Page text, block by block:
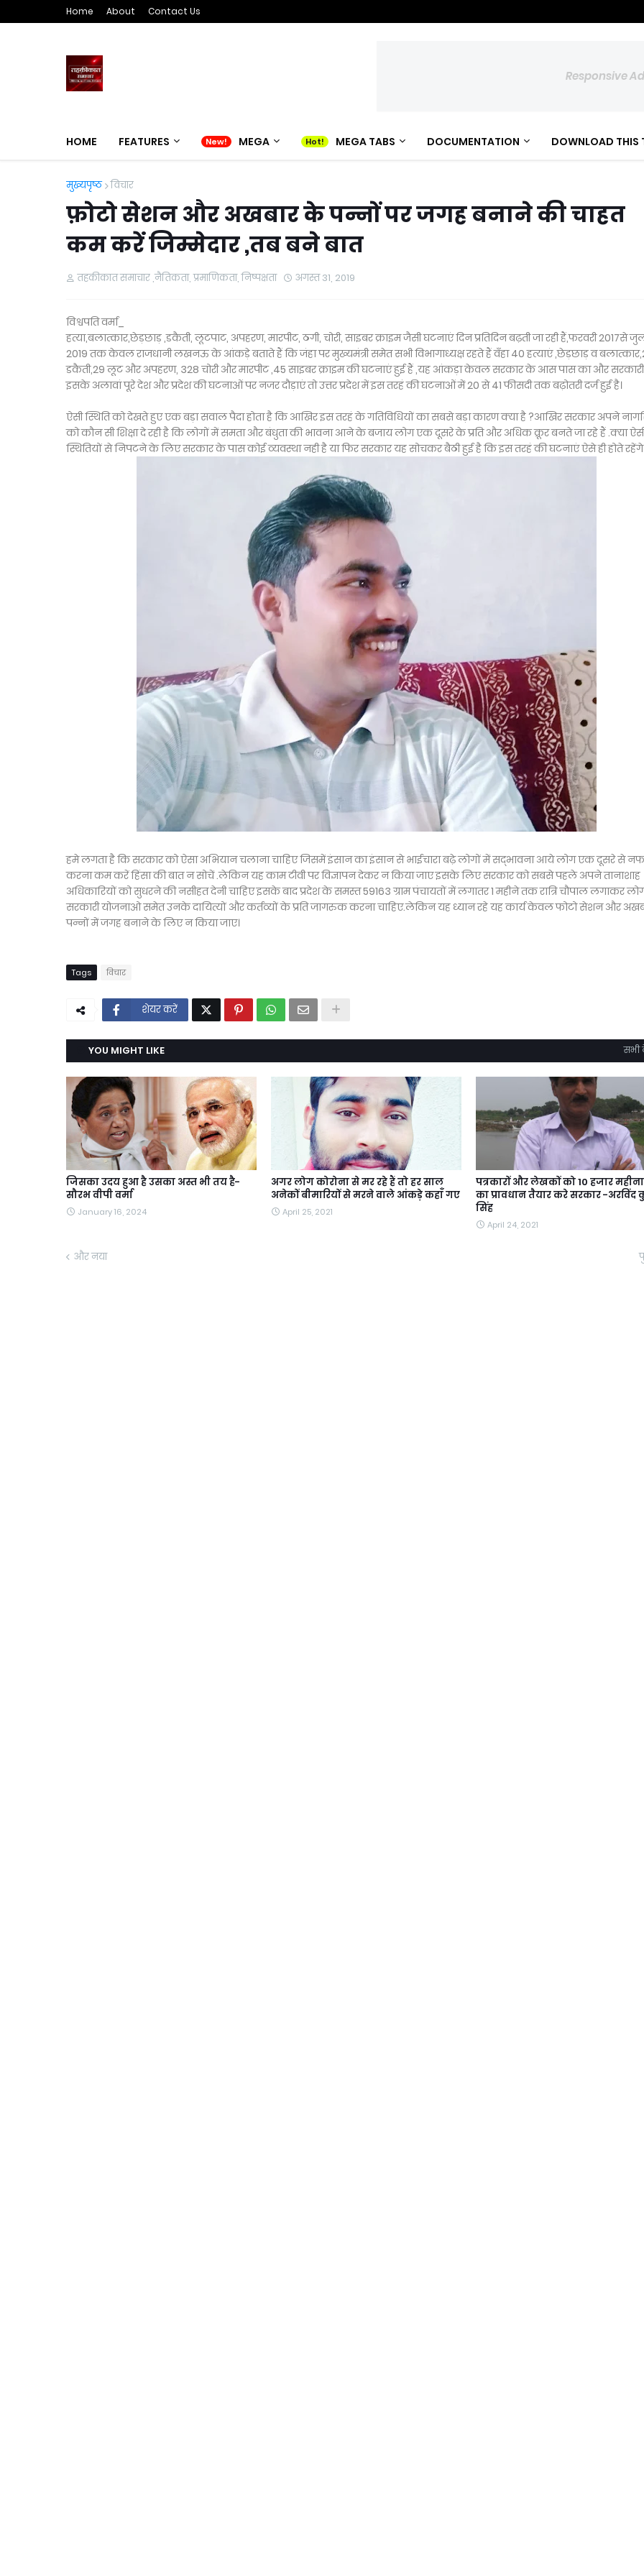
Home About Contact Us
Responsive
HOME FEATURES MEGA MEGA TABS DOCUMENTATION DOWNLOAD THIS
मुख्यपृष्ठ विचार
फ़ोटो सेशन और अखबार के पन्नों पर जगह बनाने की चाहत
कम करें जिम्मेदार ,तब बने बात
तहकीकात समाचार ,नैतिकता, प्रमाणिकता, निष्पक्षता अगस्त 31, 2019
विश्वपति वर्मा_
हत्या,बलात्कार,छेड़छाड़ ,डकैती, लूटपाट, अपहरण, मारपीट, ठगी, चोरी, साइबर क्राइम जैसी घटनाएं दिन प्रतिदिन बढ़ती जा रही हैं,फरवरी 2017से
2019 तक केवल राजधानी लखनऊ के आंकड़े बताते हैं कि जंहा पर मुख्यमंत्री समेत सभी विभागाध्यक्ष रहते हैं वँहा 40 हत्याएं ,छेड़छाड़ व
डकैती,29 लूट और अपहरण, 328 चोरी और मारपीट ,45 साइबर क्राइम की घटनाएं हुई हैं ,यह आंकड़ा केवल सरकार के आस पास का और
इसके अलावां पूरे देश और प्रदेश की घटनाओं पर नजर दौड़ाएं तो उत्तर प्रदेश में इस तरहं की घटनाओं में 20 से 41 फीसदी तक बढ़ोतरी दर्ज हुई है।
ऐसी स्थिति को देखते हुए एक बड़ा सवाल पैदा होता है कि आखिर इस तरहं के गतिविधियों का सबसे बड़ा कारण क्या है ?आखिर सरकार अपने
को कौन सी शिक्षा दे रही है कि लोगों में समता और बंधुता की भावना आने के बजाय लोग एक दूसरे के प्रति और अधिक क्रूर बनते जा रहे हैं .क्या
स्थितियों से निपटने के लिए सरकार के पास कोई व्यवस्था नही है या फिर सरकार यह सोचकर बैठी हुई है कि इस तरहं की घटनाएं ऐसे ही होते
हमे लगता है कि सरकार को ऐसा अभियान चलाना चाहिए जिसमें इंसान का इंसान से भाईचारा बढ़े लोगों में सद्भावना आये लोग एक दूसरे से
करना कम करें हिंसा की बात न सोचें .लेकिन यह काम टीवी पर विज्ञापन देकर न किया जाए इसके लिए सरकार को सबसे पहले अपने तानाशाह
अधिकारियों को सुधरने की नसीहत देनी चाहिए इसके बाद प्रदेश के समस्त 59163 ग्राम पंचायतों में लगातर 1 महीने तक रात्रि चौपाल लगाकर
सरकारी योजनाओ समेत उनके दायित्यों और कर्तव्यों के प्रति जागरुक करना चाहिए.लेकिन यह ध्यान रहे यह कार्य केवल फोटो सेशन और
पन्नों में जगह बनाने के लिए न किया जाए।
Tags विचार
शेयर करें
YOU MIGHT LIKE सभी
जिसका उदय हुआ है उसका अस्त भी तय है-
सौरभ वीपी वर्मा
January 16, 2024
अगर लोग कोरोना से मर रहे हैं तो हर साल
अनेकों बीमारियों से मरने वाले आंकड़े कहाँ गए
April 25, 2021
पत्रकारों और लेखकों को 10 हजार
का प्रावधान तैयार करे सरकार -अरविंद
सिंह
April 24, 2021
और नया